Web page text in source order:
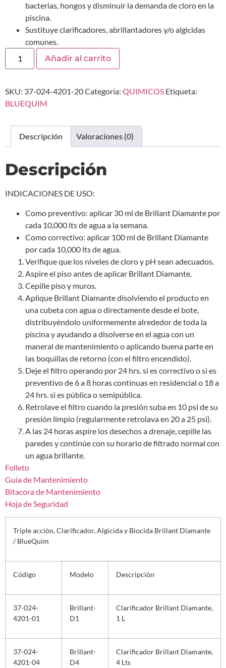
bacterias, hongos y disminuir la demanda de cloro en la
piscina.
Sustituye clarificadores, abrillantadores y/o algicidas
comunes.
Añadir al carrito
SKU: 37-024-4201-20Categoría: QUIMICOS Etiqueta:
BLUEQUIM
Descripción Valoraciones (0)
Descripción
INDICACIONES DE USO:
Como preventivo: aplicar 30 ml de Brillant Diamante por
cada 10,000 lts de agua a la semana.
Como correctivo: aplicar 100 ml de Brillant Diamante
por cada 10,000 lts de agua.
Verifique que los niveles de cloro y pH sean adecuados.
Aspire el piso antes de aplicar Brillant Diamante.
Cepille piso y muros.
Aplique Brillant Diamante disolviendo el producto en
una cubeta con agua o directamente desde el bote,
distribuyéndolo uniformemente alrededor de toda la
piscina y ayudando a disolverse en el agua con un
maneral de mantenimiento o aplicando buena parte en
las boquillas de retorno (con el filtro encendido).
Deje el filtro operando por 24 hrs. si es correctivo o si es
preventivo de 6 a 8 horas continuas en residencial o 18 a
24 hrs. si es pública o semipública.
Retrolave el filtro cuando la presión suba en 10 psi de su
presión limpio (regularmente retrolava en 20 a 25 psi).
A las 24 horas aspire los desechos a drenaje, cepille las
paredes y continúe con su horario de filtrado normal con
un agua brillante.
Folleto
Guía de Mantenimiento
Bitacora de Mantenimiento
Hoja de Seguridad
Triple acción, Clarificador, Algicida y Biocida Brillant Diamante
/ BlueQuim
Código Modelo Descripción
37-024-
4201-01
Brillant-
D1
Clarificador Brillant Diamante,
1 L
37-024-
4201-04
Brillant-
D4
Clarificador Brillant Diamante,
4 Lts